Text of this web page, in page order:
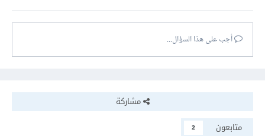
أجب على هذا السؤال...
مشاركة
متابعون
2